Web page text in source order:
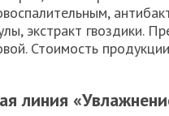
экстракт гвоздики.
Стоимость
линия